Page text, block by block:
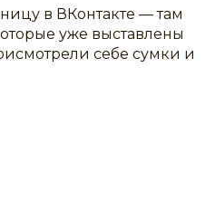
в ВКонтакте — там
уже выставлены
себе сумки и